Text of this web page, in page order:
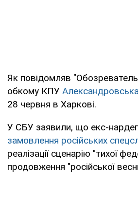
Як повідомляв
обкому КПУ
28 червня в Харкові.
У СБУ заявили, що екс-
замовлення російських
реалізації сценарію "тихої
продовження "російської